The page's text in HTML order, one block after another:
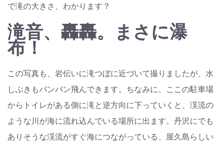
で滝の大きさ、わかります？
滝音、轟轟。まさに瀑
布！
この写真も、岩伝いに滝つぼに近づいて撮りましたが、水
しぶきもバンバン飛んできます。ちなみに、ここの駐車場
からトイレがある側に滝と逆方向に下っていくと、渓流の
ような川が海に流れ込んでいる場所に出ます。丹沢にでも
ありそうな渓流がすぐ海につながっている、屋久島らしい